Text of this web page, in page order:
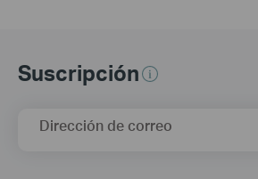
Suscripción
Dirección de correo